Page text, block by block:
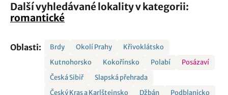
Další vyhledávané lokality v kategorii:
romantické
Oblasti: Brdy Okolí Prahy
Křivoklátsko
Kutnohorsko
Kokořínsko Polabí
Posázaví
Česká Sibiř
Slapská přehrada
Český Kras a Karlštejnsko
Džbán Podblanicko